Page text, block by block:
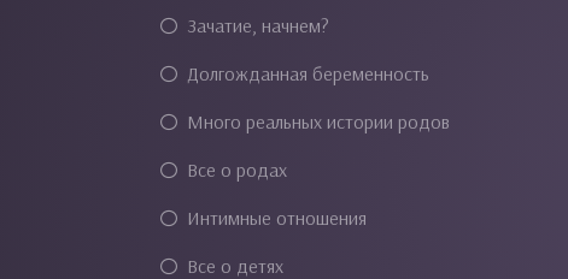
Зачатие, начнем?
Долгожданная беременность
Много реальных истории родов
Все о родах
Интимные отношения
Все о детях